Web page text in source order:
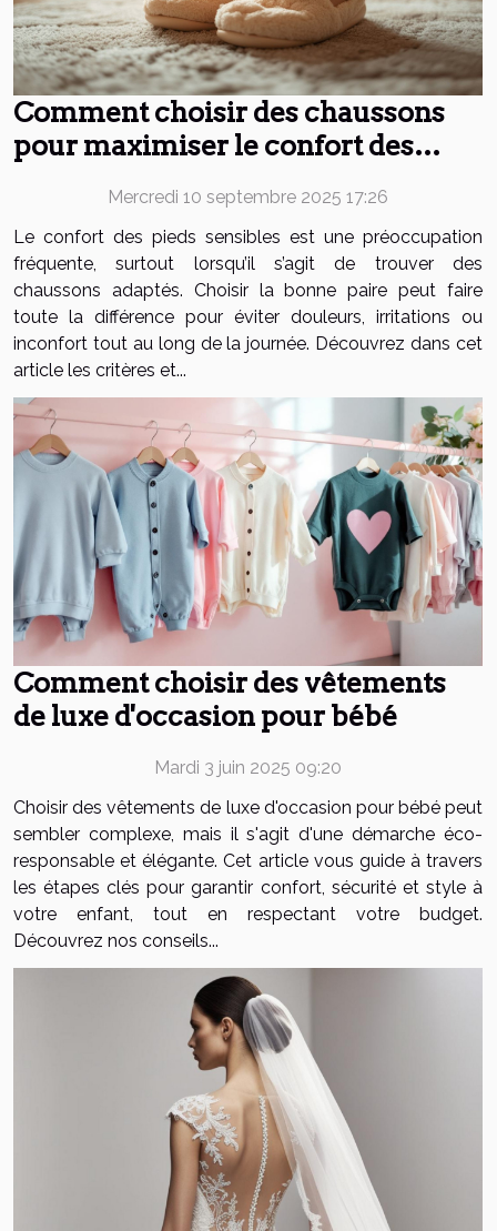
Comment choisir des chaussons
pour maximiser le confort des
Mercredi 10 septembre 2025 17:26
Le confort des pieds sensibles est une préoccupation
fréquente, surtout lorsqu’il s’agit de trouver des
chaussons adaptés. Choisir la bonne paire peut faire
toute la différence pour éviter douleurs, irritations ou
inconfort tout au long de la journée. Découvrez dans cet
article les critères et...
Comment choisir des vêtements
de luxe d'occasion pour bébé
Mardi 3 juin 2025 09:20
Choisir des vêtements de luxe d'occasion pour bébé peut
sembler complexe, mais il s'agit d'une démarche éco-
responsable et élégante. Cet article vous guide à travers
les étapes clés pour garantir confort, sécurité et style à
votre enfant, tout en respectant votre budget.
Découvrez nos conseils...